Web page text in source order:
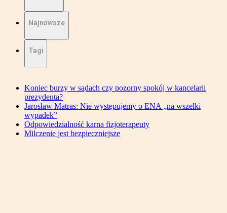
Najnowsze
Tagi
Koniec burzy w sądach czy pozorny spokój w kancelarii
prezydenta?
Jarosław Matras: Nie występujemy o ENA „na wszelki
wypadek”
Odpowiedzialność karna fizjoterapeuty
Milczenie jest bezpieczniejsze